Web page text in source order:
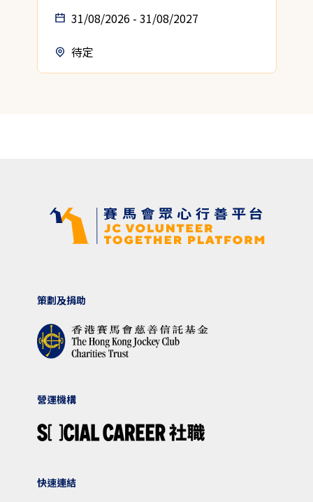
31/08/2026 - 31/08/2027
待定
策劃及捐助
營運機構
快速連結